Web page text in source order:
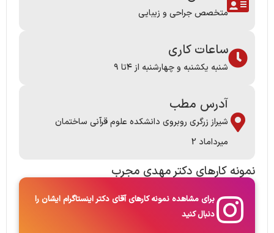
متخصص جراحی و زیبایی
ساعات کاری
شنبه یکشنبه و چهارشنبه از ۴تا ۹
آدرس مطب
شیراز زرگری روبروی دانشکده علوم قرآنی ساختمان
میرداماد 2
نمونه کارها​ی دکتر مهدی مجرب
برای مشاهده نمونه کارهای آقای دکتر اینستاگرام ایشان را
دنبال کنید